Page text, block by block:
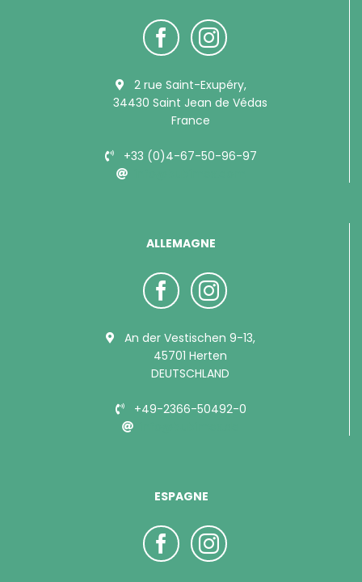
2 rue Saint-Exupéry,
34430 Saint Jean de Védas
France
+33 (0)4-67-50-96-97
ALLEMAGNE
An der Vestischen 9-13,
45701 Herten
DEUTSCHLAND
+49-2366-50492-0
ESPAGNE